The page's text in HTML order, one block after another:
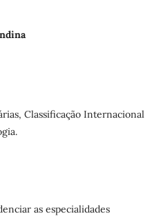
Classificação Internacional
as especialidades